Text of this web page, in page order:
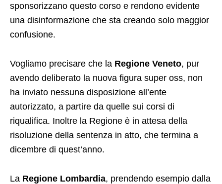
sponsorizzano questo corso e rendono evidente
una disinformazione che sta creando solo maggior
confusione.
Vogliamo precisare che la Regione Veneto, pur
avendo deliberato la nuova figura super oss, non
ha inviato nessuna disposizione all’ente
autorizzato, a partire da quelle sui corsi di
riqualifica. Inoltre la Regione è in attesa della
risoluzione della sentenza in atto, che termina a
dicembre di quest’anno.
La Regione Lombardia, prendendo esempio dalla